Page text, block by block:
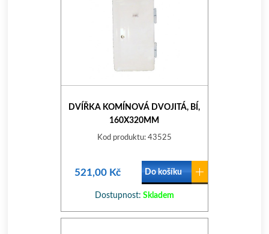
DVÍŘKA KOMÍNOVÁ DVOJITÁ, BÍ,
160X320MM
Kod produktu: 43525
521,00 Kč Do košíku
Dostupnost: Skladem